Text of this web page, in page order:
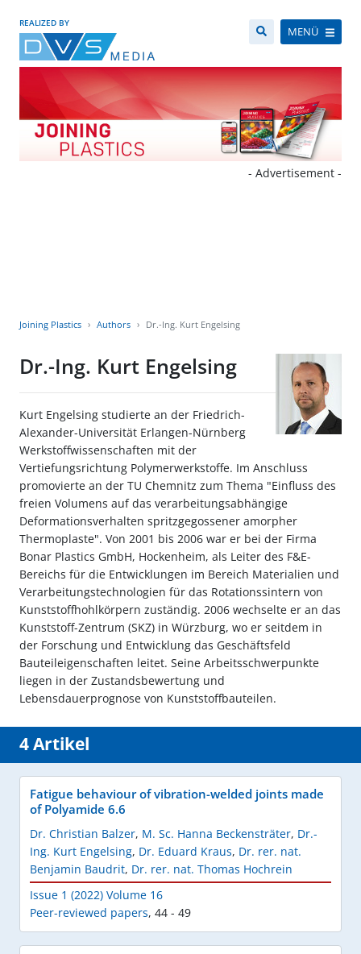
REALIZED BY
MENÜ
- Advertisement -
Joining Plastics Authors Dr.-Ing. Kurt Engelsing
Dr.-Ing. Kurt Engelsing
Kurt Engelsing studierte an der Friedrich-
Alexander-Universität Erlangen-Nürnberg
Werkstoffwissenschaften mit der
Vertiefungsrichtung Polymerwerkstoffe. Im Anschluss
promovierte an der TU Chemnitz zum Thema "Einfluss des
freien Volumens auf das verarbeitungsabhängige
Deformationsverhalten spritzgegossener amorpher
Thermoplaste". Von 2001 bis 2006 war er bei der Firma
Bonar Plastics GmbH, Hockenheim, als Leiter des F&E-
Bereichs für die Entwicklungen im Bereich Materialien und
Verarbeitungstechnologien für das Rotationssintern von
Kunststoffhohlkörpern zuständig. 2006 wechselte er an das
Kunststoff-Zentrum (SKZ) in Würzburg, wo er seitdem in
der Forschung und Entwicklung das Geschäftsfeld
Bauteileigenschaften leitet. Seine Arbeitsschwerpunkte
liegen in der Zustandsbewertung und
Lebensdauerprognose von Kunststoffbauteilen.
4 Artikel
Fatigue behaviour of vibration-welded joints made
of Polyamide 6.6
Dr. Christian Balzer, M. Sc. Hanna Beckensträter, Dr.-
Ing. Kurt Engelsing, Dr. Eduard Kraus, Dr. rer. nat.
Benjamin Baudrit, Dr. rer. nat. Thomas Hochrein
Issue 1 (2022) Volume 16
Peer-reviewed papers, 44 - 49